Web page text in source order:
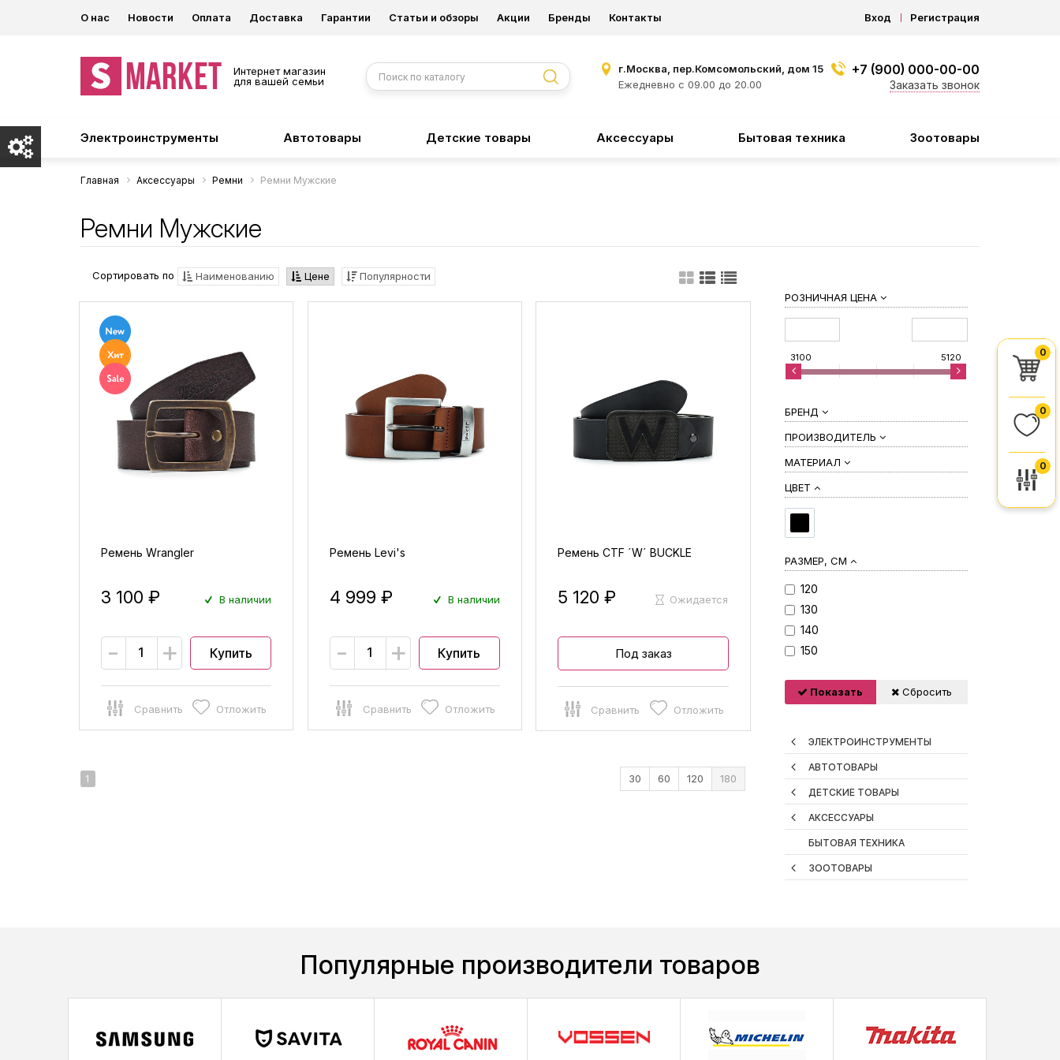
О нас Новости Оплата Доставка Гарантии Статьи и обзоры Акции Бренды Контакты Вход Регистрация
Интернет магазин
для вашей семьи
г.Москва, пер.Комсомольский, дом 15
Ежедневно с 09.00 до 20.00
+7 (900) 000-00-00
Заказать звонок
Электроинструменты Автотовары Детские товары Аксессуары Бытовая техника Зоотовары
Главная Аксессуары Ремни Ремни Мужские
Ремни Мужские
РОЗНИЧНАЯ ЦЕНА
3100 5120
БРЕНД
ПРОИЗВОДИТЕЛЬ
МАТЕРИАЛ
ЦВЕТ
РАЗМЕР, СМ
120
130
140
150
Показать Сбросить
ЭЛЕКТРОИНСТРУМЕНТЫ
АВТОТОВАРЫ
ДЕТСКИЕ ТОВАРЫ
АКСЕССУАРЫ
БЫТОВАЯ ТЕХНИКА
ЗООТОВАРЫ
Сортировать по Наименованию Цене Популярности
Ремень Wrangler
3 100 ₽ В наличии
- + Купить
Сравнить Отложить
Ремень Levi's
4 999 ₽ В наличии
- + Купить
Сравнить Отложить
Ремень CTF ´W´ BUCKLE
5 120 ₽ Ожидается
Под заказ
Сравнить Отложить
1 30 60 120 180
Популярные производители товаров
0
0
0